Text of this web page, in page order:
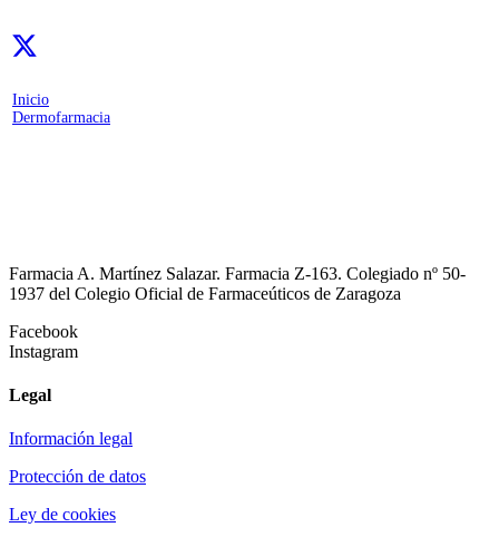
Inicio
Dermofarmacia
Farmacia A. Martínez Salazar. Farmacia Z-163. Colegiado nº 50-
1937 del Colegio Oficial de Farmaceúticos de Zaragoza
Facebook
Instagram
Legal
Información legal
Protección de datos
Ley de cookies